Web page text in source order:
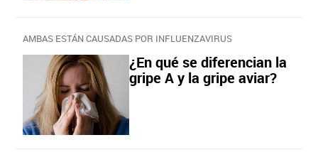
AMBAS ESTÁN CAUSADAS POR INFLUENZAVIRUS
¿En qué se diferencian la
gripe A y la gripe aviar?